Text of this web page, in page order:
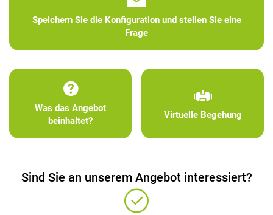
Speichern Sie die Konfiguration und stellen Sie eine
Frage
Was das Angebot
beinhaltet?
Virtuelle Begehung
Sind Sie an unserem Angebot interessiert?